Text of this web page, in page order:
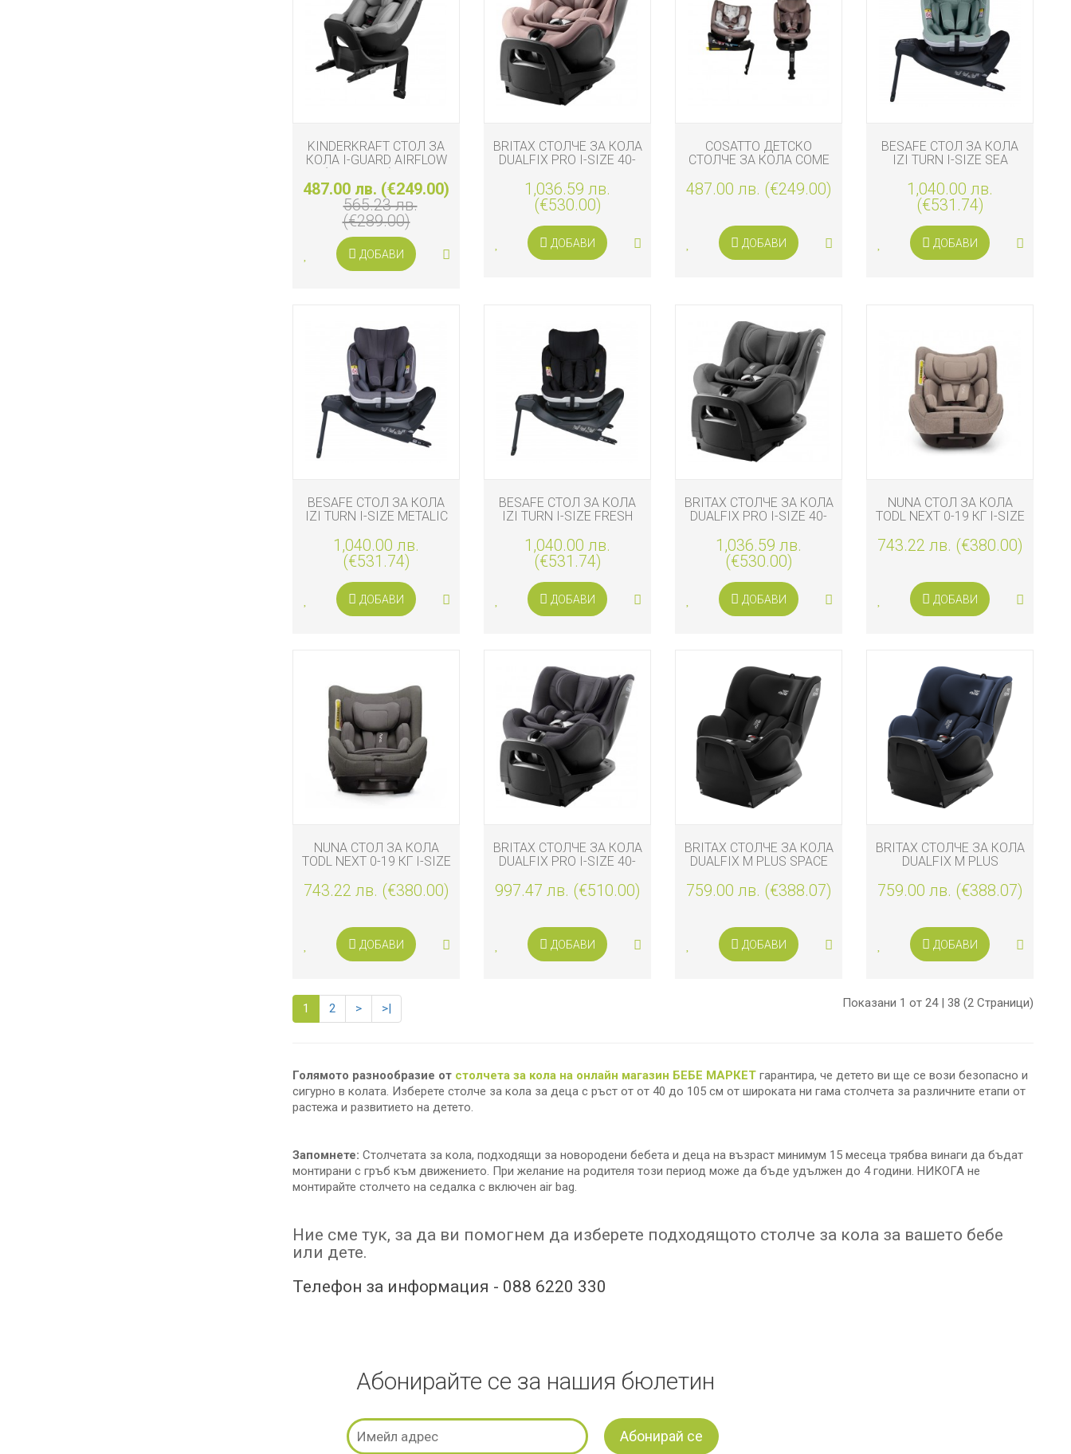
KINDERKRAFT СТОЛ ЗА
КОЛА I-GUARD AIRFLOW
(40-105 СМ), GREY
487.00 лв. (€249.00)
565.23 лв.
(€289.00)
ДОБАВИ
BRITAX СТОЛЧЕ ЗА КОЛА
DUALFIX PRO I-SIZE 40-
STYLE
1,036.59 лв.
(€530.00)
ДОБАВИ
COSATTO ДЕТСКО
СТОЛЧЕ ЗА КОЛА COME
LOLLOP
487.00 лв. (€249.00)
ДОБАВИ
BESAFE СТОЛ ЗА КОЛА
IZI TURN I-SIZE SEA
1,040.00 лв.
(€531.74)
ДОБАВИ
BESAFE СТОЛ ЗА КОЛА
IZI TURN I-SIZE METALIC
1,040.00 лв.
(€531.74)
ДОБАВИ
BESAFE СТОЛ ЗА КОЛА
IZI TURN I-SIZE FRESH
1,040.00 лв.
(€531.74)
ДОБАВИ
BRITAX СТОЛЧЕ ЗА КОЛА
DUALFIX PRO I-SIZE 40-
STYLE
1,036.59 лв.
(€530.00)
ДОБАВИ
NUNA СТОЛ ЗА КОЛА
TODL NEXT 0-19 КГ I-SIZE
743.22 лв. (€380.00)
ДОБАВИ
NUNA СТОЛ ЗА КОЛА
TODL NEXT 0-19 КГ I-SIZE
743.22 лв. (€380.00)
ДОБАВИ
BRITAX СТОЛЧЕ ЗА КОЛА
DUALFIX PRO I-SIZE 40-
CLASSIC
997.47 лв. (€510.00)
ДОБАВИ
BRITAX СТОЛЧЕ ЗА КОЛА
DUALFIX М PLUS SPACE
759.00 лв. (€388.07)
ДОБАВИ
BRITAX СТОЛЧЕ ЗА КОЛА
DUALFIX М PLUS
759.00 лв. (€388.07)
ДОБАВИ
1 2 > >| Показани 1 от 24 | 38 (2 Страници)
Голямото разнообразие от столчета за кола на онлайн магазин БЕБЕ МАРКЕТ гарантира, че детето ви ще се вози безопасно и
сигурно в колата. Изберете столче за кола за деца с ръст от от 40 до 105 см от широката ни гама столчета за различните етапи от
растежа и развитието на детето.
Запомнете: Столчетата за кола, подходящи за новородени бебета и деца на възраст минимум 15 месеца трябва винаги да бъдат
монтирани с гръб към движението. При желание на родителя този период може да бъде удължен до 4 години. НИКОГА не
монтирайте столчето на седалка с включен air bag.
Ние сме тук, за да ви помогнем да изберете подходящото столче за кола за вашето бебе
или дете.
Телефон за информация - 088 6220 330
Абонирайте се за нашия бюлетин